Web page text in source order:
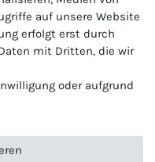
-6%
Lacoste Regular Fit
UVP 99,95 €
93,50 €
auf unsere Website
erfolgt erst durch
mit Dritten, die wir
oder aufgrund
besteht das Recht,
zu einem späteren
Beachten Sie unser